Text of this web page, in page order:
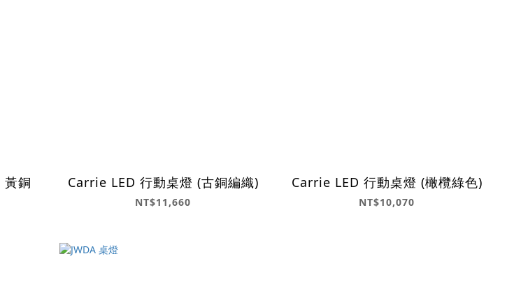
Carrie LED 行動桌燈 (古銅編織)
NT$11,660
Carrie LED 行動桌燈 (橄欖綠色)
NT$10,070